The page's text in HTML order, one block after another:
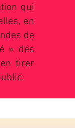
qui
en
de
» des
tirer